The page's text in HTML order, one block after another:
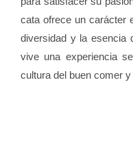
cata ofrece un carácter
diversidad y la esencia
vive una experiencia
cultura del buen comer y